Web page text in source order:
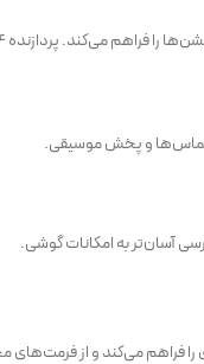
تماس‌ها و پخش موسیقی.
آسان‌تر به امکانات گوشی.